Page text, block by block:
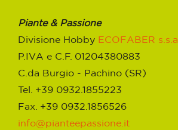
Piante & Passione
Divisione Hobby ECOFABER s.s.a.
P.IVA e C.F. 01204380883
C.da Burgio - Pachino (SR)
Tel. +39 0932.1855223
Fax. +39 0932.1856526
info@pianteepassione.it